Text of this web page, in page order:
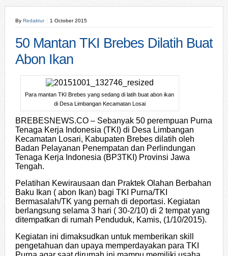
By Redaktur 1 October 2015
50 Mantan TKI Brebes Dilatih Buat
Abon Ikan
Para mantan TKI Brebes yang sedang di latih buat abon ikan
di Desa Limbangan Kecamatan Losai
BREBESNEWS.CO – Sebanyak 50 perempuan Purna
Tenaga Kerja Indonesia (TKI) di Desa Limbangan
Kecamatan Losari, Kabupaten Brebes dilatih oleh
Badan Pelayanan Penempatan dan Perlindungan
Tenaga Kerja Indonesia (BP3TKI) Provinsi Jawa
Tengah.
Pelatihan Kewirausaan dan Praktek Olahan Berbahan
Baku Ikan ( abon Ikan) bagi TKI Purna/TKI
Bermasalah/TK yang pernah di deportasi. Kegiatan
berlangsung selama 3 hari ( 30-2/10) di 2 tempat yang
ditempatkan di rumah Penduduk, Kamis, (1/10/2015).
Kegiatan ini dimaksudkan untuk memberikan skill
pengetahuan dan upaya memperdayakan para TKI